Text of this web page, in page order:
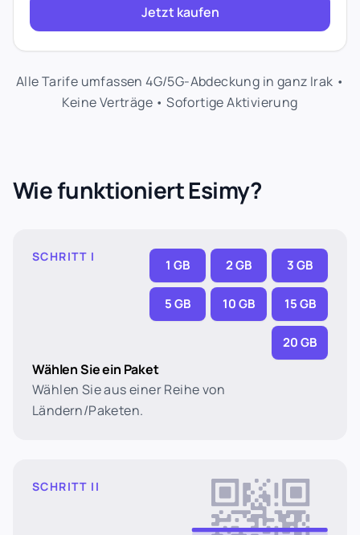
Jetzt kaufen
Alle Tarife umfassen 4G/5G-Abdeckung in ganz Irak •
Keine Verträge • Sofortige Aktivierung
Wie funktioniert Esimy?
SCHRITT I
1 GB 2 GB 3 GB
5 GB 10 GB 15 GB
20 GB
Wählen Sie ein Paket
Wählen Sie aus einer Reihe von
Ländern/Paketen.
SCHRITT II